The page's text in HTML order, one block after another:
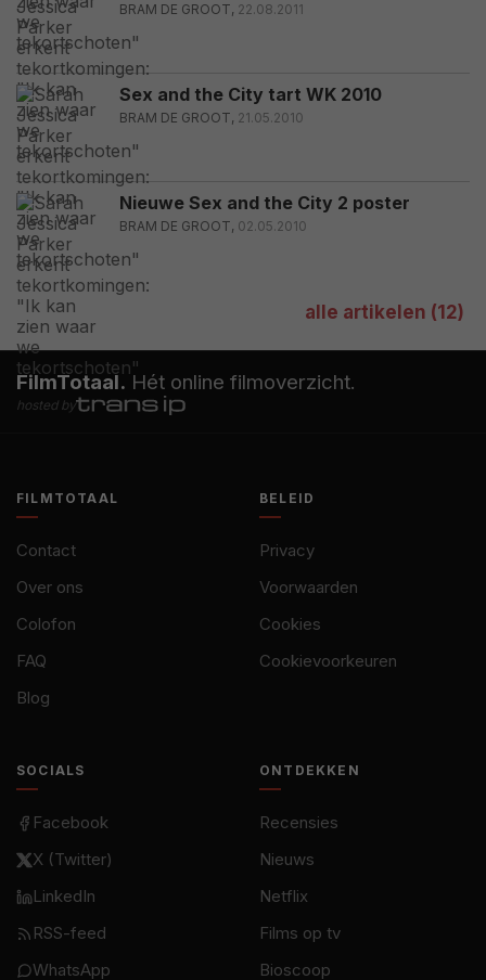
alle artikelen (12)
BRAM DE GROOT, 22.08.2011
Sex and the City tart WK 2010
BRAM DE GROOT, 21.05.2010
Nieuwe Sex and the City 2 poster
BRAM DE GROOT, 02.05.2010
FilmTotaal.Hét online filmoverzicht.
hosted by
FILMTOTAAL
Contact
Over ons
Colofon
FAQ
Blog
BELEID
Privacy
Voorwaarden
Cookies
Cookievoorkeuren
SOCIALS
Facebook
X (Twitter)
LinkedIn
RSS-feed
WhatsApp
ONTDEKKEN
Recensies
Nieuws
Netflix
Films op tv
Bioscoop